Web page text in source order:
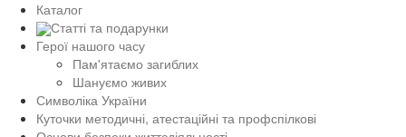
Каталог
Статті та подарунки
Герої нашого часу
Пам'ятаємо загиблих
Шануємо живих
Символіка України
Куточки методичні, атестаційні та профспілкові